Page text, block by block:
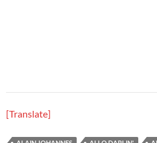
[Translate]